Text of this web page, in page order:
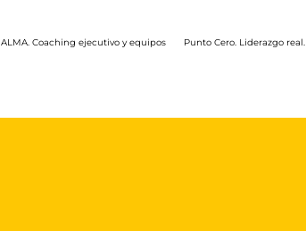
ALMA. Coaching ejecutivo y equipos Punto Cero. Liderazgo real.